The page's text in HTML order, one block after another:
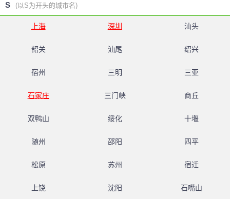
S (以S为开头的城市名)
上海 深圳 汕头
韶关 汕尾 绍兴
宿州 三明 三亚
石家庄 三门峡 商丘
双鸭山 绥化 十堰
随州 邵阳 四平
松原 苏州 宿迁
上饶 沈阳 石嘴山